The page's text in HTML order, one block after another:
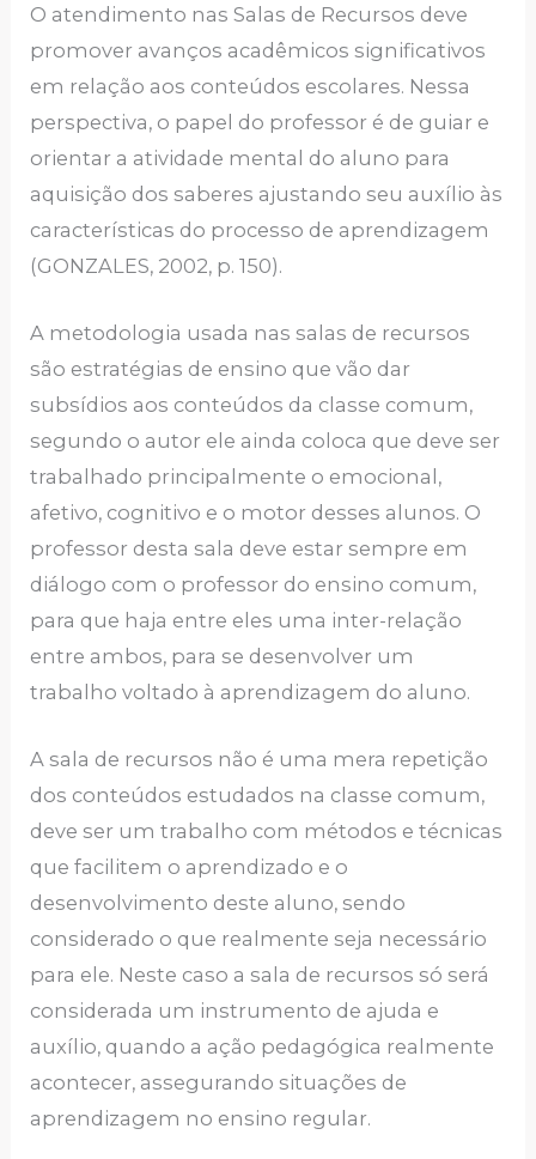
O atendimento nas Salas de Recursos deve
promover avanços acadêmicos significativos
em relação aos conteúdos escolares. Nessa
perspectiva, o papel do professor é de guiar e
orientar a atividade mental do aluno para
aquisição dos saberes ajustando seu auxílio às
características do processo de aprendizagem
(GONZALES, 2002, p. 150).
A metodologia usada nas salas de recursos
são estratégias de ensino que vão dar
subsídios aos conteúdos da classe comum,
segundo o autor ele ainda coloca que deve ser
trabalhado principalmente o emocional,
afetivo, cognitivo e o motor desses alunos. O
professor desta sala deve estar sempre em
diálogo com o professor do ensino comum,
para que haja entre eles uma inter-relação
entre ambos, para se desenvolver um
trabalho voltado à aprendizagem do aluno.
A sala de recursos não é uma mera repetição
dos conteúdos estudados na classe comum,
deve ser um trabalho com métodos e técnicas
que facilitem o aprendizado e o
desenvolvimento deste aluno, sendo
considerado o que realmente seja necessário
para ele. Neste caso a sala de recursos só será
considerada um instrumento de ajuda e
auxílio, quando a ação pedagógica realmente
acontecer, assegurando situações de
aprendizagem no ensino regular.